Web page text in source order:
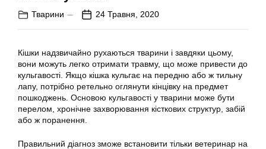
Тварини 24 Травня, 2020
Кішки надзвичайно рухаються тварини і завдяки цьому,
вони можуть легко отримати травму, що може привести до
кульгавості. Якщо кішка кульгає на передню або ж тильну
лапу, потрібно ретельно оглянути кінцівку на предмет
пошкоджень. Основою кульгавості у тварини може бути
перелом, хронічне захворювання кісткових структур, забій
або ж поранення.
Правильний діагноз зможе встановити тільки ветеринар на